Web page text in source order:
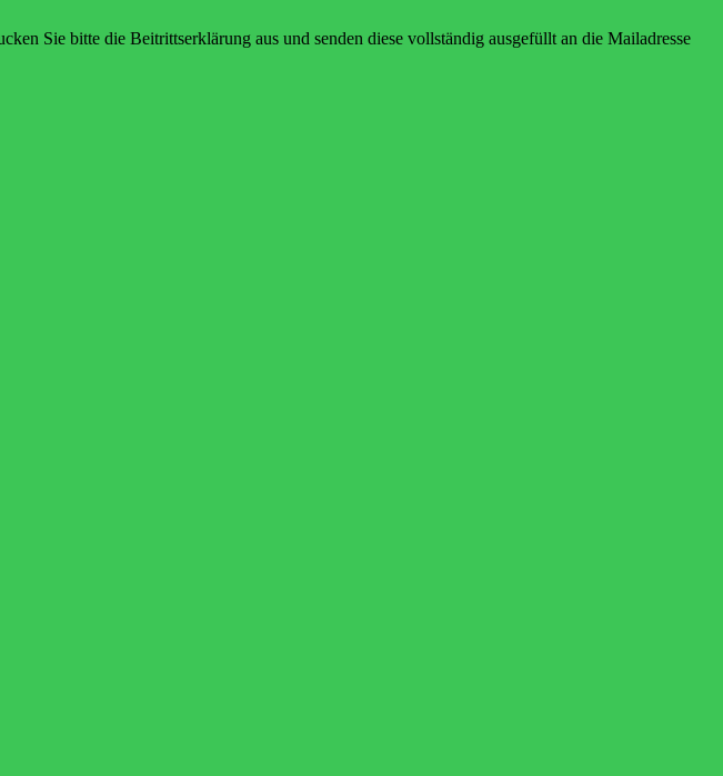
Sie bitte die Beitrittserklärung aus und senden diese vollständig ausgefüllt an die Mailadresse